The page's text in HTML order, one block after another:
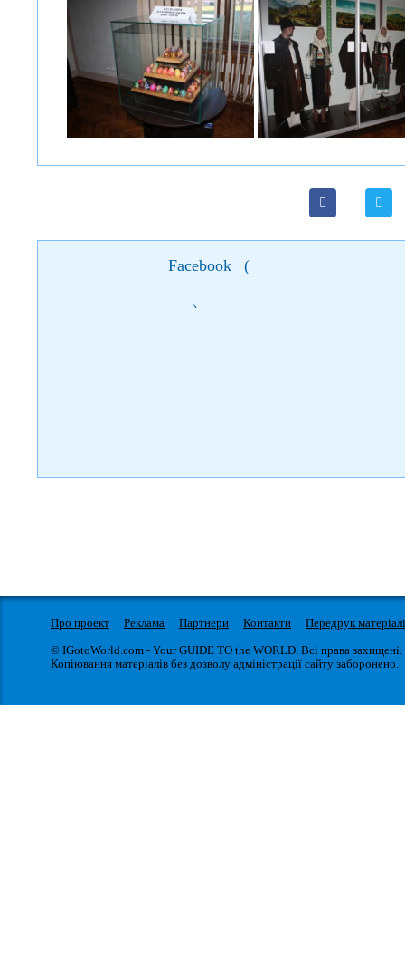
Facebook (
)
Про проект Реклама Партнери Контакти
Передрук
© IGotoWorld.com - Your GUIDE TO the WORLD. Всі права захищені.
Копіювання матеріалів без дозволу адміністрації сайту заборонено.